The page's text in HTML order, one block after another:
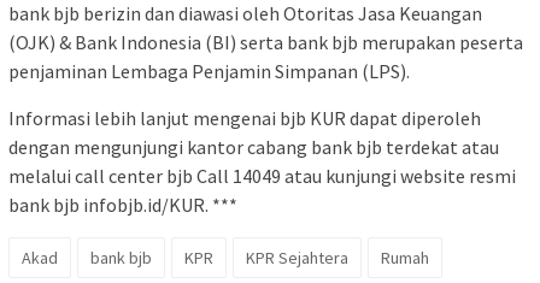
bank bjb berizin dan diawasi oleh Otoritas Jasa Keuangan
(OJK) & Bank Indonesia (BI) serta bank bjb merupakan peserta
penjaminan Lembaga Penjamin Simpanan (LPS).
Informasi lebih lanjut mengenai bjb KUR dapat diperoleh
dengan mengunjungi kantor cabang bank bjb terdekat atau
melalui call center bjb Call 14049 atau kunjungi website resmi
bank bjb infobjb.id/KUR. ***
Akad bank bjb KPR KPR Sejahtera Rumah